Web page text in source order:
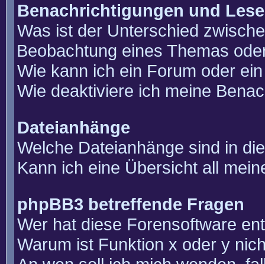
Benachrichtigungen und
Was ist der Unterschied
Beobachtung eines Themas
Wie kann ich ein Forum oder
Wie deaktiviere ich meine
Dateianhänge
Welche Dateianhänge sind in
Kann ich eine Übersicht all
phpBB3 betreffende Fragen
Wer hat diese Forensoftware
Warum ist Funktion x oder y